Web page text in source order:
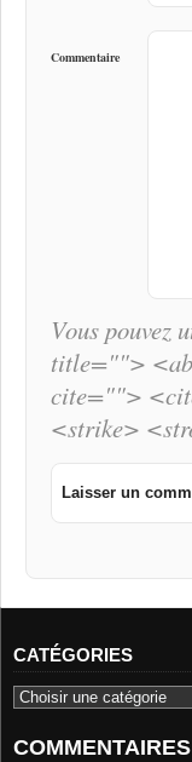
Commentaire
Vous pouvez
title="">
cite="">
<strike>
CATÉGORIES